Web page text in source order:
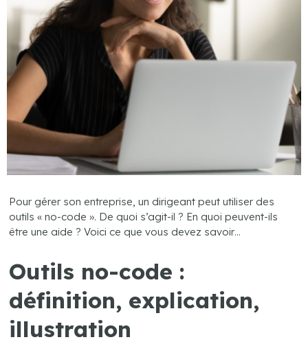
Pour gérer son entreprise, un dirigeant peut utiliser des
outils « no-code ». De quoi s’agit-il ? En quoi peuvent-ils
être une aide ? Voici ce que vous devez savoir…
Outils no-code :
définition, explication,
illustration